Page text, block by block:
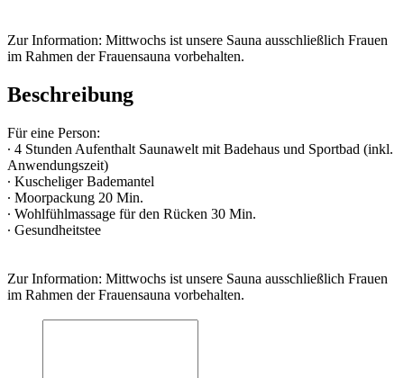
Zur Information: Mittwochs ist unsere Sauna ausschließlich Frauen
im Rahmen der Frauensauna vorbehalten.
Beschreibung
Für eine Person:
∙ 4 Stunden Aufenthalt Saunawelt mit Badehaus und Sportbad (inkl.
Anwendungszeit)
∙ Kuscheliger Bademantel
∙ Moorpackung 20 Min.
∙ Wohlfühlmassage für den Rücken 30 Min.
∙ Gesundheitstee
Zur Information: Mittwochs ist unsere Sauna ausschließlich Frauen
im Rahmen der Frauensauna vorbehalten.